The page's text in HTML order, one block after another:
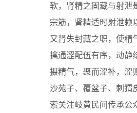
软，肾精之固藏与射泄
宗筋，肾精适时射泄赖
又肾失封藏之职，使精
擒通涩配伍有序，动静
摄精气，聚而涩补，涩
沙苑子、覆盆子、刺猬
索关注岐黄民间传承公